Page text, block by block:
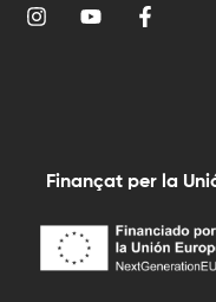
Finançat per la